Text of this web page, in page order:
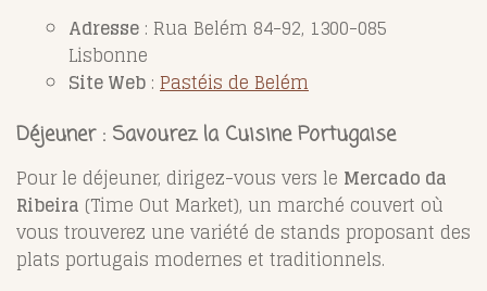
Adresse : Rua Belém 84-92, 1300-085
Lisbonne
Site Web : Pastéis de Belém
Déjeuner : Savourez la Cuisine Portugaise
Pour le déjeuner, dirigez-vous vers le Mercado da
Ribeira (Time Out Market), un marché couvert où
vous trouverez une variété de stands proposant des
plats portugais modernes et traditionnels.